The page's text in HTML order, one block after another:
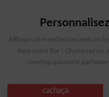
Affinez votre recherche avec un
dans votre Bar ! Choisissez
recettes qui marie
cachaça